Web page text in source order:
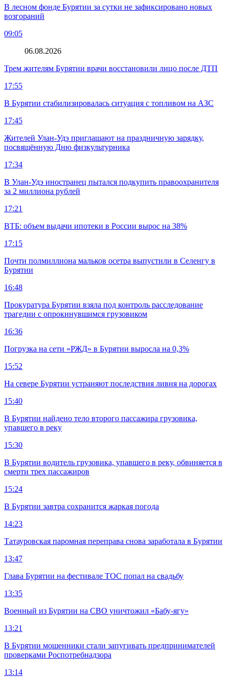
В лесном фонде Бурятии за сутки не зафиксировано новых
возгораний
09:05
06.08.2026
Трем жителям Бурятии врачи восстановили лицо после ДТП
17:55
В Бурятии стабилизировалась ситуация с топливом на АЗС
17:45
Жителей Улан-Удэ приглашают на праздничную зарядку,
посвящённую Дню физкультурника
17:34
В Улан-Удэ иностранец пытался подкупить правоохранителя
за 2 миллиона рублей
17:21
ВТБ: объем выдачи ипотеки в России вырос на 38%
17:15
Почти полмиллиона мальков осетра выпустили в Селенгу в
Бурятии
16:48
Прокуратура Бурятии взяла под контроль расследование
трагедии с опрокинувшимся грузовиком
16:36
Погрузка на сети «РЖД» в Бурятии выросла на 0,3%
15:52
На севере Бурятии устраняют последствия ливня на дорогах
15:40
В Бурятии найдено тело второго пассажира грузовика,
упавшего в реку
15:30
В Бурятии водитель грузовика, упавшего в реку, обвиняется в
смерти трех пассажиров
15:24
В Бурятии завтра сохранится жаркая погода
14:23
Татауровская паромная переправа снова заработала в Бурятии
13:47
Глава Бурятии на фестивале ТОС попал на свадьбу
13:35
Военный из Бурятии на СВО уничтожил «Бабу-ягу»
13:21
В Бурятии мошенники стали запугивать предпринимателей
проверками Роспотребнадзора
13:14